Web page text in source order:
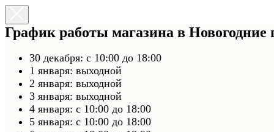
График работы магазина в
30 декабря: с 10:00 до 18:00
1 января: выходной
2 января: выходной
3 января: выходной
4 января: с 10:00 до 18:00
5 января: с 10:00 до 18:00